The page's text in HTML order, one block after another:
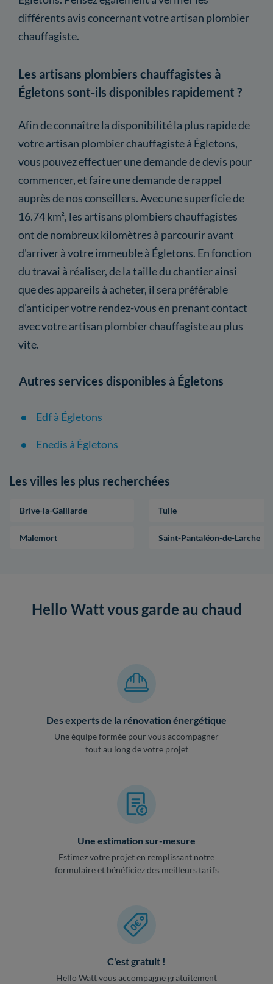
différents avis concernant votre artisan plombier
chauffagiste.
Les artisans plombiers chauffagistes à
Égletons sont-ils disponibles rapidement ?
Afin de connaître la disponibilité la plus rapide de
votre artisan plombier chauffagiste à Égletons,
vous pouvez effectuer une demande de devis pour
commencer, et faire une demande de rappel
auprès de nos conseillers. Avec une superficie de
16.74 km², les artisans plombiers chauffagistes
ont de nombreux kilomètres à parcourir avant
d'arriver à votre immeuble à Égletons. En fonction
du travai à réaliser, de la taille du chantier ainsi
que des appareils à acheter, il sera préférable
d'anticiper votre rendez-vous en prenant contact
avec votre artisan plombier chauffagiste au plus
vite.
Autres services disponibles à Égletons
Edf à Égletons
Enedis à Égletons
Les villes les plus recherchées
Brive-la-Gaillarde Tulle
Malemort Saint-Pantaléon-de-Larche
Hello Watt vous garde au chaud
Des experts de la rénovation énergétique
Une équipe formée pour vous accompagner
tout au long de votre projet
Une estimation sur-mesure
Estimez votre projet en remplissant notre
formulaire et bénéficiez des meilleurs tarifs
C'est gratuit !
Hello Watt vous accompagne gratuitement